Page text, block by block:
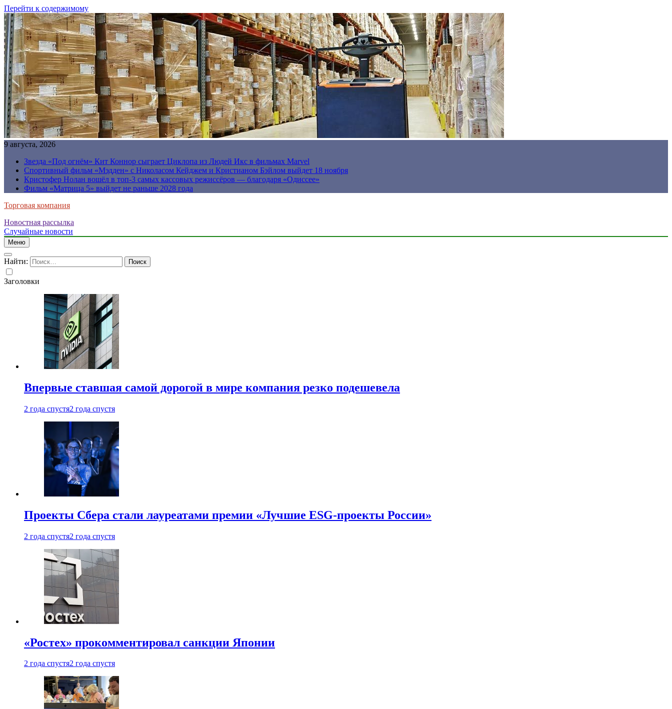
Перейти к содержимому
9 августа, 2026
Звезда «Под огнём» Кит Коннор сыграет Циклопа из Людей Икс в фильмах Marvel
Спортивный фильм «Мэдден» с Николасом Кейджем и Кристианом Бэйлом выйдет 18 ноября
Кристофер Нолан вошёл в топ-3 самых кассовых режиссёров — благодаря «Одиссее»
Фильм «Матрица 5» выйдет не раньше 2028 года
Торговая компания
Новостная рассылка
Случайные новости
Меню
Найти:
Заголовки
Впервые ставшая самой дорогой в мире компания резко подешевела
2 года спустя2 года спустя
Проекты Сбера стали лауреатами премии «Лучшие ESG-проекты России»
2 года спустя2 года спустя
«Ростех» прокомментировал санкции Японии
2 года спустя2 года спустя